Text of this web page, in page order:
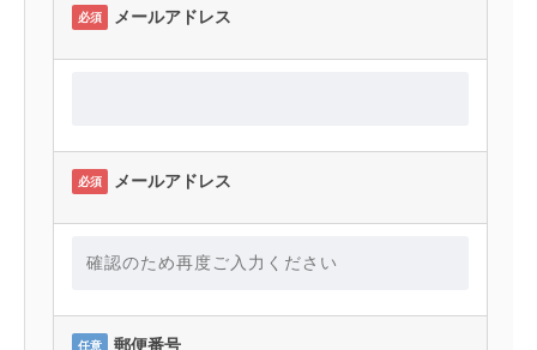
必須 メールアドレス
必須 メールアドレス
任意 郵便番号